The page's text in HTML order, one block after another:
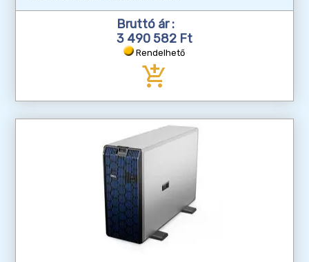
Bruttó ár :
3 490 582 Ft
Rendelhető
add_shopping_cart